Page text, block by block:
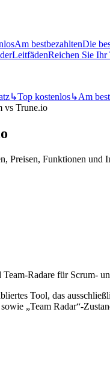
Am bestbezahltenDie
LeitfädenReichen Sie Ihr
↳Top kostenlos↳Am
vs Trune.io
Preisen, Funktionen und
Radare für Scrum-
Tool, das
„Team Radar“-